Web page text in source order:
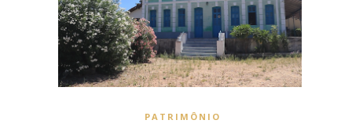
PATRIMÔNIO